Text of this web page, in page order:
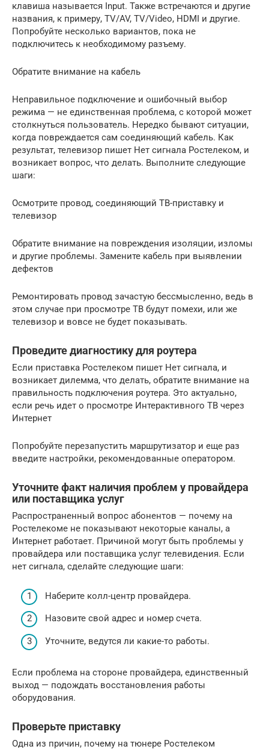
клавиша называется Input. Также встречаются и другие
названия, к примеру, TV/AV, TV/Video, HDMI и другие.
Попробуйте несколько вариантов, пока не
подключитесь к необходимому разъему.
Обратите внимание на кабель
Неправильное подключение и ошибочный выбор
режима — не единственная проблема, с которой может
столкнуться пользователь. Нередко бывают ситуации,
когда повреждается сам соединяющий кабель. Как
результат, телевизор пишет Нет сигнала Ростелеком, и
возникает вопрос, что делать. Выполните следующие
шаги:
Осмотрите провод, соединяющий ТВ-приставку и
телевизор
Обратите внимание на повреждения изоляции, изломы
и другие проблемы. Замените кабель при выявлении
дефектов
Ремонтировать провод зачастую бессмысленно, ведь в
этом случае при просмотре ТВ будут помехи, или же
телевизор и вовсе не будет показывать.
Проведите диагностику для роутера
Если приставка Ростелеком пишет Нет сигнала, и
возникает дилемма, что делать, обратите внимание на
правильность подключения роутера. Это актуально,
если речь идет о просмотре Интерактивного ТВ через
Интернет
Попробуйте перезапустить маршрутизатор и еще раз
введите настройки, рекомендованные оператором.
Уточните факт наличия проблем у провайдера
или поставщика услуг
Распространенный вопрос абонентов — почему на
Ростелекоме не показывают некоторые каналы, а
Интернет работает. Причиной могут быть проблемы у
провайдера или поставщика услуг телевидения. Если
нет сигнала, сделайте следующие шаги:
Наберите колл-центр провайдера.
Назовите свой адрес и номер счета.
Уточните, ведутся ли какие-то работы.
Если проблема на стороне провайдера, единственный
выход — подождать восстановления работы
оборудования.
Проверьте приставку
Одна из причин, почему на тюнере Ростелеком